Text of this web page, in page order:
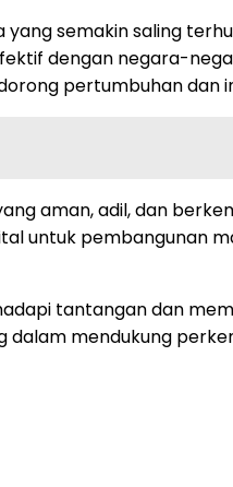
semakin saling
dengan negara-
pertumbuhan dan
aman, adil, dan
untuk pembangunan
tantangan dan
mendukung